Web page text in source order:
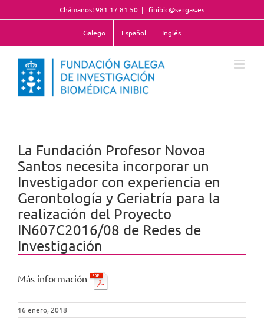
al
Chámanos! 981 17 81 50 | finibic@sergas.es
Galego Español Inglés
La Fundación Profesor Novoa
Santos necesita incorporar un
Investigador con experiencia en
Gerontología y Geriatría para la
realización del Proyecto
IN607C2016/08 de Redes de
Investigación
Más información
16 enero, 2018